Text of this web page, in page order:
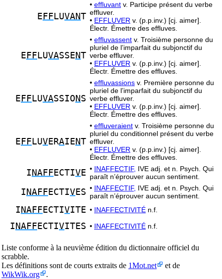
E FF LUVANT
• effluvant v. Participe présent du verbe
effluver.
• EFFLUVER v. (p.p.inv.) [cj. aimer].
Électr. Émettre des effluves.
E FF LUVASSE NT
• effluvassent v. Troisième personne du
pluriel de l’imparfait du subjonctif du
verbe effluver.
• EFFLUVER v. (p.p.inv.) [cj. aimer].
Électr. Émettre des effluves.
E FF LUVASSIO N S
• effluvassions v. Première personne du
pluriel de l’imparfait du subjonctif du
verbe effluver.
• EFFLUVER v. (p.p.inv.) [cj. aimer].
Électr. Émettre des effluves.
E FF LUVERAIE NT
• effluveraient v. Troisième personne du
pluriel du conditionnel présent du verbe
effluver.
• EFFLUVER v. (p.p.inv.) [cj. aimer].
Électr. Émettre des effluves.
I NAFF ECTIVE • INAFFECTIF, IVE adj. et n. Psych. Qui
paraît n’éprouver aucun sentiment.
I NAFF ECTIVES • INAFFECTIF, IVE adj. et n. Psych. Qui
paraît n’éprouver aucun sentiment.
I NAFF ECTIVITE • INAFFECTIVITÉ n.f.
I NAFF ECTIVITES • INAFFECTIVITÉ n.f.
Liste conforme à la neuvième édition du dictionnaire officiel du
scrabble.
Les définitions sont de courts extraits de 1Mot.net
et de
WikWik.org
.